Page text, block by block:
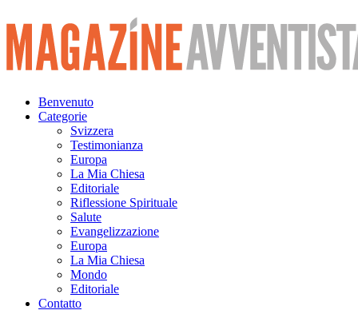
Vai
al
contenuto
Benvenuto
Categorie
Svizzera
Testimonianza
Europa
La Mia Chiesa
Editoriale
Riflessione Spirituale
Salute
Evangelizzazione
Europa
La Mia Chiesa
Mondo
Editoriale
Contatto